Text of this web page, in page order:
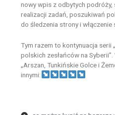
nowy wpis z odbytych podróży,
realizacji zadań, poszukiwań
do śledzenia strony i włączenie
Tym razem to kontynuacja serii
polskich zesłańców na
„Arszan, Tunkińskie Golce i
innymi: